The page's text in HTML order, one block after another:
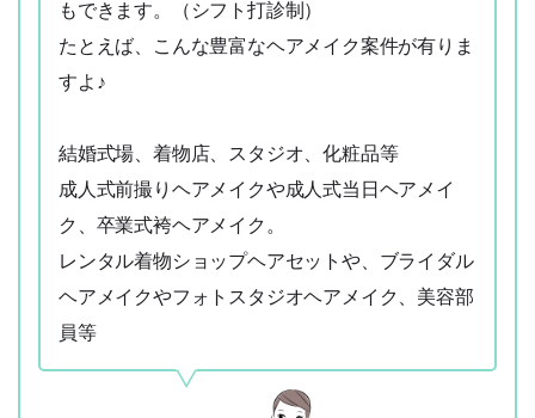
06-6252-0781
もできます。（シフト打診制）
たとえば、こんな豊富なヘアメイク案件が有りま
すよ♪
結婚式場、着物店、スタジオ、化粧品等
成人式前撮りヘアメイクや成人式当日ヘアメイ
ク、卒業式袴ヘアメイク。
レンタル着物ショップヘアセットや、ブライダル
ヘアメイクやフォトスタジオヘアメイク、美容部
員等